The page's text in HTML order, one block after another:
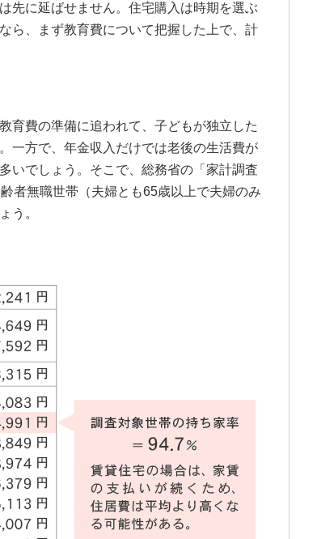
先に延ばせません。住宅購入は時期を選ぶ
ら、まず教育費について把握した上で、計
育費の準備に追われて、子どもが独立した
一方で、年金収入だけでは老後の生活費が
いでしょう。そこで、総務省の「家計調査
者無職世帯（夫婦とも65歳以上で夫婦のみ
う。